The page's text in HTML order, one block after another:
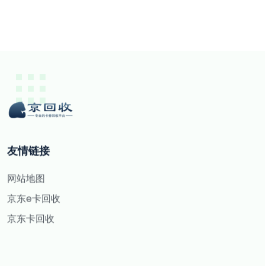
友情链接
网站地图
京东e卡回收
京东卡回收